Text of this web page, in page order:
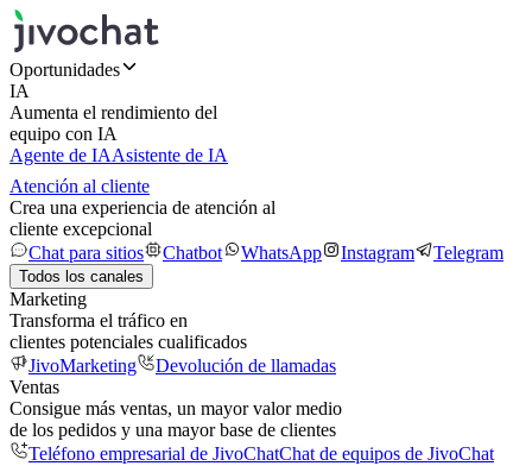
Oportunidades
IA
Aumenta el rendimiento del
equipo con IA
Agente de IAAsistente de IA
Atención al cliente
Crea una experiencia de atención al
cliente excepcional
Chat para sitios
Chatbot WhatsApp Instagram Telegram
Todos los canales
Marketing
Transforma el tráfico en
clientes potenciales cualificados
JivoMarketing
Devolución de llamadas
Ventas
Consigue más ventas, un mayor valor medio
de los pedidos y una mayor base de clientes
Teléfono empresarial de JivoChatChat de equipos de JivoChat